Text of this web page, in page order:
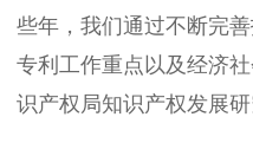
些年，我们通过不断完
专利工作重点以及经济
识产权局知识产权发展